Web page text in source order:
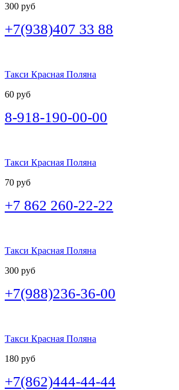
300 руб
+7(938)407 33 88
Такси Красная Поляна
60 руб
8-918-190-00-00
Такси Красная Поляна
70 руб
+7 862 260-22-22
Такси Красная Поляна
300 руб
+7(988)236-36-00
Такси Красная Поляна
180 руб
+7(862)444-44-44